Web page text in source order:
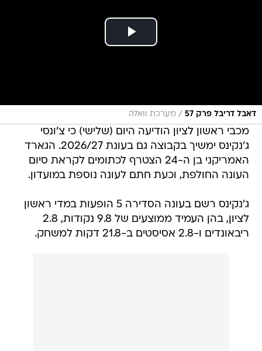
דאבל דריבל פרק 57 / מערכת וואלה
מכבי ראשון לציון הודיעה היום (שלישי) כי צ'ונסי
ג'נקינס ימשיך בקבוצה גם בעונת 2026/27. הגארד
האמריקני בן ה-24 הצטרף לכתומים לקראת סיום
העונה החולפת, וכעת חתם לעונה נוספת במועדון.
ג'נקינס רשם בעונה הסדירה 5 הופעות במדי ראשון
לציון, בהן העמיד ממוצעים של 9.8 נקודות, 2.8
ריבאונדים ו-2.8 אסיסטים ב-21.8 דקות למשחק.